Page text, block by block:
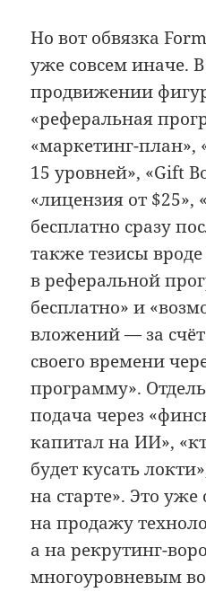
Но вот обвязка
уже совсем иначе.
продвижении
«реферальная
«маркетинг-план»,
15 уровней», «Gift
«лицензия от
бесплатно сразу
также тезисы вроде
в реферальной
бесплатно» и
вложений — за
своего времени
программу».
подача через
капитал на ИИ»,
будет кусать
на старте». Это
на продажу
а на рекрутинг-
многоуровневым